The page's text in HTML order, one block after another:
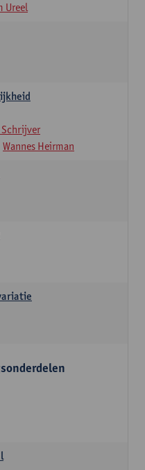
Ureel
Wannes Heirman